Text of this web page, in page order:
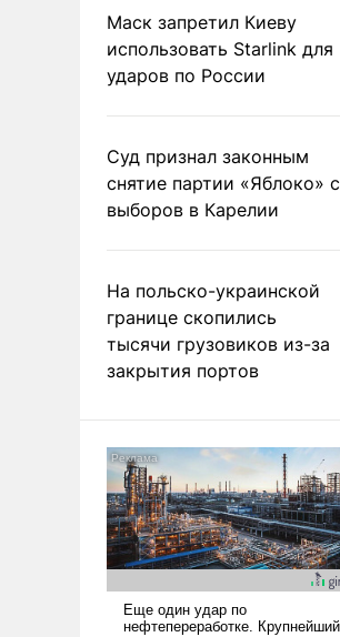
Маск запретил Киеву
использовать Starlink для
ударов по России
Суд признал законным
снятие партии «Яблоко» с
выборов в Карелии
На польско-украинской
границе скопились
тысячи грузовиков из-за
закрытия портов